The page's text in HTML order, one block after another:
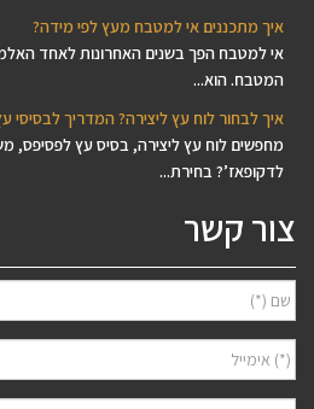
איך מתכננים אי למטבח מעץ לפי מידה?
אי למטבח הפך בשנים האחרונות לאחד
המטבח. הוא...
איך לבחור לוח עץ ליצירה? המדריך לבסיסי
מחפשים לוח עץ ליצירה, בסיס עץ לפסיפס,
לדקופאז’? בחירת...
צור קשר